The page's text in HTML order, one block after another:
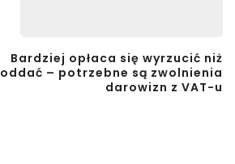
Bardziej opłaca się wyrzucić niż
oddać – potrzebne są zwolnienia
darowizn z VAT-u